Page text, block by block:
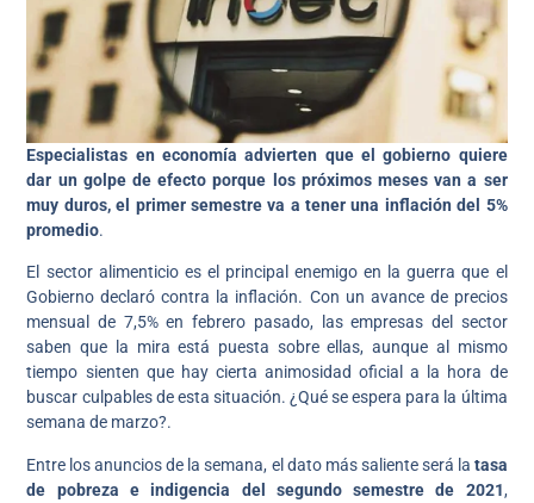
Especialistas en economía advierten que el gobierno quiere
dar un golpe de efecto porque los próximos meses van a ser
muy duros, el primer semestre va a tener una inflación del 5%
promedio.
El sector alimenticio es el principal enemigo en la guerra que el
Gobierno declaró contra la inflación. Con un avance de precios
mensual de 7,5% en febrero pasado, las empresas del sector
saben que la mira está puesta sobre ellas, aunque al mismo
tiempo sienten que hay cierta animosidad oficial a la hora de
buscar culpables de esta situación. ¿Qué se espera para la última
semana de marzo?.
Entre los anuncios de la semana, el dato más saliente será la tasa
de pobreza e indigencia del segundo semestre de 2021,